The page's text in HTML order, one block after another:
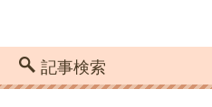
記事検索